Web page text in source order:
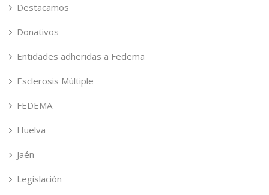
Destacamos
Donativos
Entidades adheridas a Fedema
Esclerosis Múltiple
FEDEMA
Huelva
Jaén
Legislación